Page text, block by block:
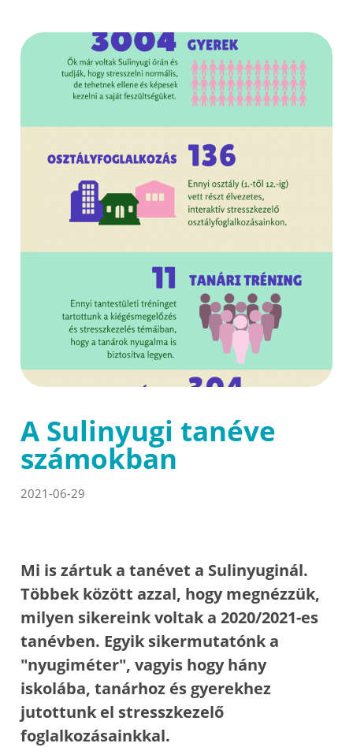
A Sulinyugi tanéve
számokban
2021-06-29
Mi is zártuk a tanévet a Sulinyuginál.
Többek között azzal, hogy megnézzük,
milyen sikereink voltak a 2020/2021-es
tanévben. Egyik sikermutatónk a
"nyugiméter", vagyis hogy hány
iskolába, tanárhoz és gyerekhez
jutottunk el stresszkezelő
foglalkozásainkkal.